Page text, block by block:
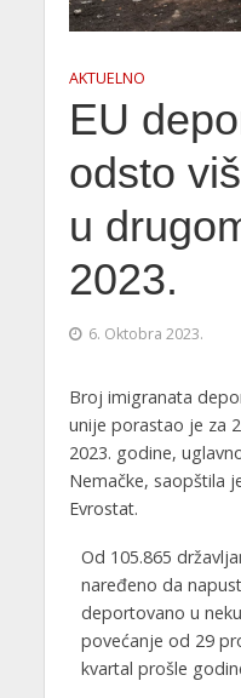
AKTUELNO
EU
odsto
u
2023.
6. Oktobra 2023.
Broj imigranata
unije porastao je za
2023. godine,
Nemačke, saopštila
Evrostat.
Od 105.865
naređeno da
deportovano u
povećanje od 29
kvartal prošle